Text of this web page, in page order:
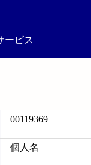
ービス
00119369
個人名